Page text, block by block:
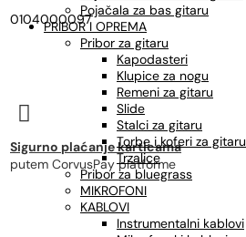
Pojačala za bas gitaru
PRIBOR I OPREMA
Pribor za gitaru
Kapodasteri
Klupice za nogu
Remeni za gitaru
Slide
Stalci za gitaru
Torbe i koferi za gitaru
Trzalice
Pribor za bluegrass
MIKROFONI
KABLOVI
Instrumentalni kablovi
0104000097

Sigurno plaćanje karticama
putem CorvusPay platforme